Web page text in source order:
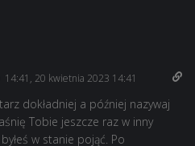
14:41, 20 kwietnia 2023 14:41
dokładniej a później nazywaj
Tobie jeszcze raz w inny
w stanie pojąć. Po